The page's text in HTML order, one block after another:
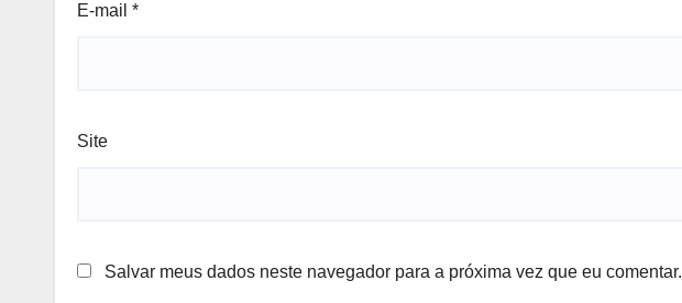
E-mail *
Site
Salvar meus dados neste navegador para a próxima vez que eu comentar.